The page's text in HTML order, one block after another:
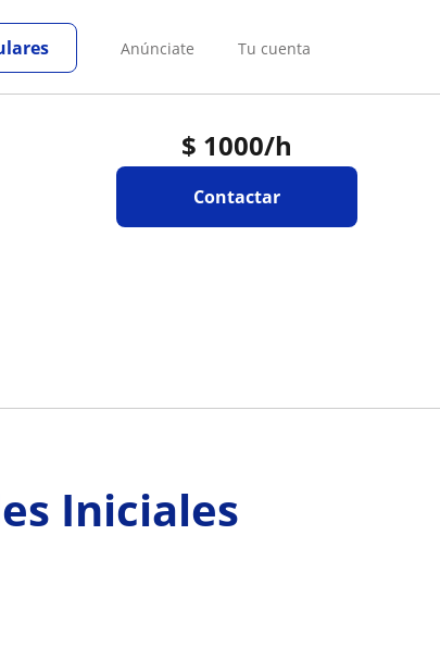
Anúnciate Tu cuenta
$ 1000/h
Contactar
Iniciales